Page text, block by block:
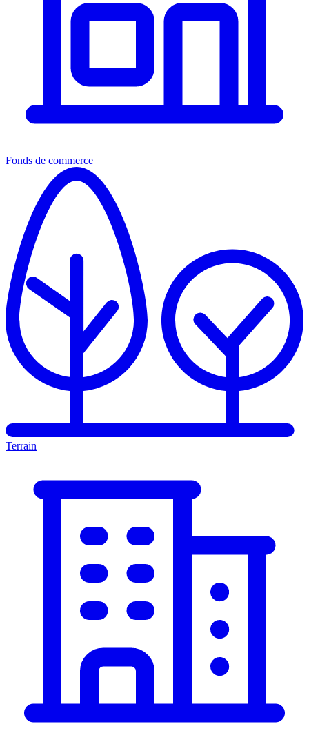
Fonds de commerce
Terrain